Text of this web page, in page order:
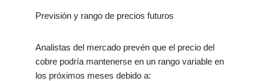
Previsión y rango de precios futuros
Analistas del mercado prevén que el precio del
cobre podría mantenerse en un rango variable en
los próximos meses debido a: